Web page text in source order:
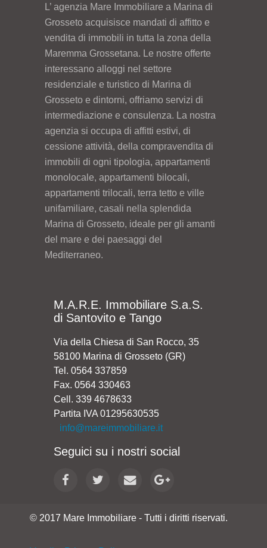
L’ agenzia Mare Immobiliare a Marina di
Grosseto acquisisce mandati di affitto e
vendita di immobili in tutta la zona della
Maremma Grossetana. Le nostre offerte
interessano alloggi nel settore
residenziale e turistico di Marina di
Grosseto e dintorni, offriamo servizi di
intermediazione e consulenza. La nostra
agenzia si occupa di affitti estivi, di
cessione attività, della compravendita di
immobili di ogni tipologia, appartamenti
monolocale, appartamenti bilocali,
appartamenti trilocali, terra tetto e ville
unifamiliare, casali nella splendida
Marina di Grosseto, ideale per gli amanti
del mare e dei paesaggi del
Mediterraneo.
M.A.R.E. Immobiliare S.a.S.
di Santovito e Tango
Via della Chiesa di San Rocco, 35
58100 Marina di Grosseto (GR)
Tel. 0564 337859
Fax. 0564 330463
Cell. 339 4678633
Partita IVA 01295630535
info@mareimmobiliare.it
Seguici su i nostri social
© 2017 Mare Immobiliare - Tutti i diritti riservati.